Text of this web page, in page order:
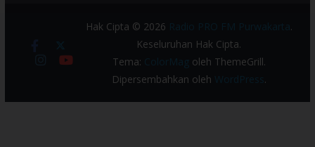
Hak Cipta © 2026 Radio PRO FM Purwakarta.
Keseluruhan Hak Cipta.
Tema: ColorMagoleh ThemeGrill.
Dipersembahkan oleh WordPress .